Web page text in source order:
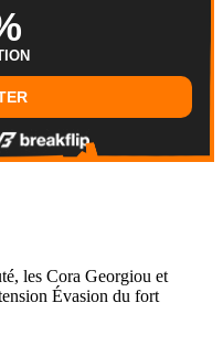
les Cora Georgiou et
Évasion du fort